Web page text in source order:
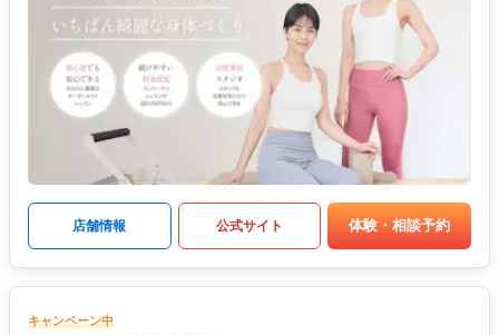
店舗情報 公式サイト 体験・相談予約
キャンペーン中